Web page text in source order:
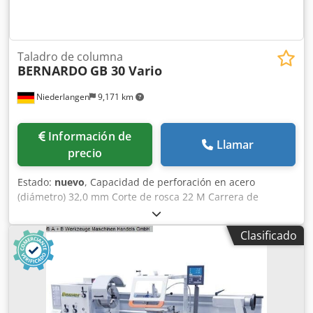
Niederlangen 9,171 km
Taladro de columna
BERNARDO GB 30 Vario
Información de
precio
Llamar
Estado: nuevo, Capacidad de perforación en acero
(diámetro) 32,0 mm Corte de rosca 22 M Carrera de
perforación 125 mm profundidad de garganta 280 mm
Cono morse 3 MK Mesa: 450 x 380 mm / ranura de 14 mm
Velocidad 70 - 3.500 rpm Avance 0,1 / 0,2 / 0,3 mm/rev
Diámetro de la columna 110 mm Peso 320 kg Dimensiones
L-A-H 500x800x2.100 mm Potencia total necesaria 1,1 / 2,2
kW Características Velocidad infinitamente variable, ideal
para ajustar la velocidad de corte deseada. velocidad de
Clasificado